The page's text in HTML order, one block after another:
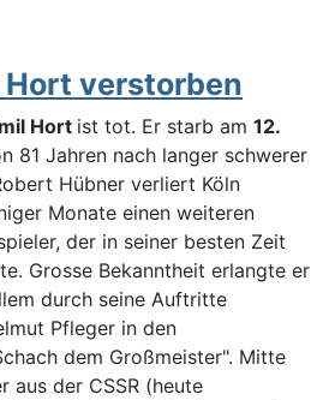
verstorben
Hort ist tot. Er starb am 12.
81 Jahren nach langer schwerer
Hübner verliert Köln
Monate einen weiteren
der in seiner besten Zeit
Grosse Bekanntheit erlangte er
durch seine Auftritte
Pfleger in den
dem Großmeister". Mitte
aus der CSSR (heute